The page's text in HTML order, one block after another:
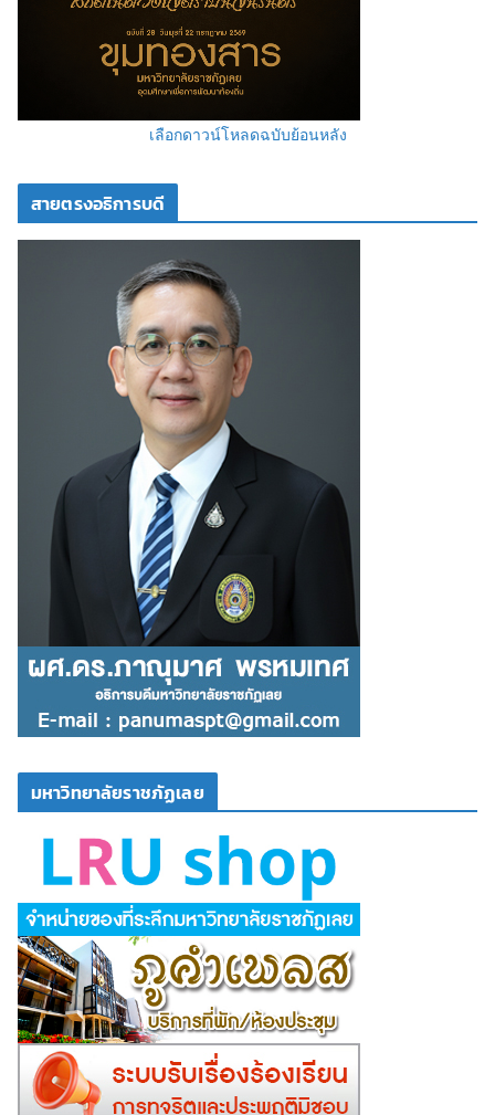
เลือกดาวน์โหลดฉบับย้อนหลัง
สายตรงอธิการบดี
มหาวิทยาลัยราชภัฏเลย